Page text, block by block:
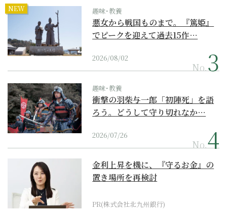
NEW 趣味･教養
悪女から戦国ものまで。『篤姫』
でピークを迎えて過去15作…
2026/08/02
No.
趣味･教養
衝撃の羽柴与一郎「初陣死」を語
ろう。どうして守り切れなか…
2026/07/26
No.
金利上昇を機に、『守るお金』の
置き場所を再検討
PR(株式会社北九州銀行)